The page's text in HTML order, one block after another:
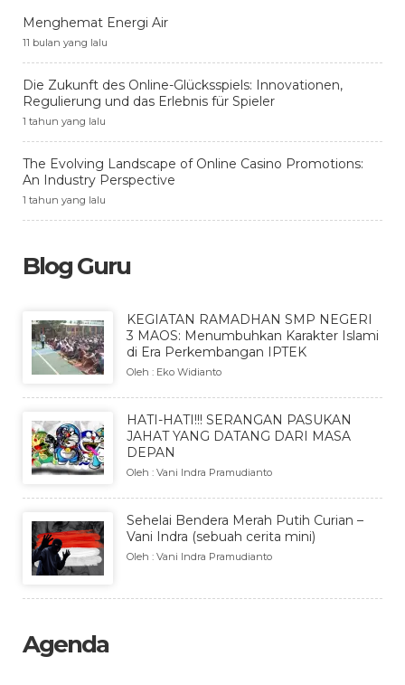
Menghemat Energi Air
11 bulan yang lalu
Die Zukunft des Online-Glücksspiels: Innovationen,
Regulierung und das Erlebnis für Spieler
1 tahun yang lalu
The Evolving Landscape of Online Casino Promotions:
An Industry Perspective
1 tahun yang lalu
Blog Guru
KEGIATAN RAMADHAN SMP NEGERI
3 MAOS: Menumbuhkan Karakter Islami
di Era Perkembangan IPTEK
Oleh : Eko Widianto
HATI-HATI!!! SERANGAN PASUKAN
JAHAT YANG DATANG DARI MASA
DEPAN
Oleh : Vani Indra Pramudianto
Sehelai Bendera Merah Putih Curian –
Vani Indra (sebuah cerita mini)
Oleh : Vani Indra Pramudianto
Agenda